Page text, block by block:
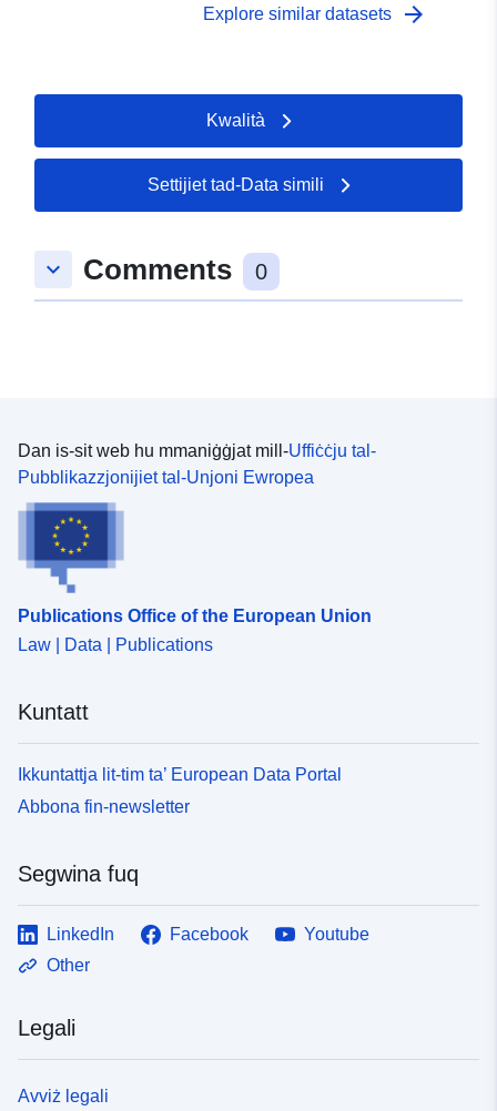
Explore similar datasets arrow_forward
Kwalità
Settijiet tad-Data simili
keyboard_arrow_down Comments 0
Dan is-sit web hu mmaniġġjat mill-Uffiċċju tal-
Pubblikazzjonijiet tal-Unjoni Ewropea
Publications Office of the European Union
Law | Data | Publications
Kuntatt
Ikkuntattja lit-tim ta’ European Data Portal
Abbona fin-newsletter
Segwina fuq
LinkedIn Facebook
Youtube
Other
Legali
Avviż legali